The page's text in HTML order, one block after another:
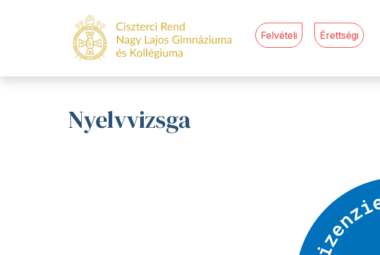
Felvételi Érettségi
Nyelvvizsga